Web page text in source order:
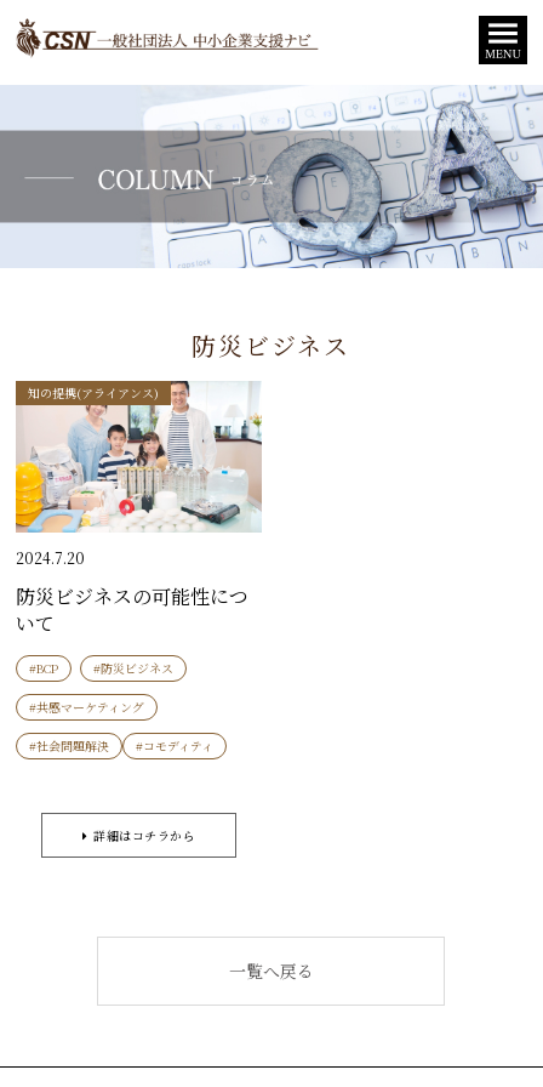
防災ビジネス
2024.7.20
知の提携(アライアンス)
防災ビジネスの可能性につ
いて
#BCP #防災ビジネス
#共感マーケティング
#社会問題解決 #コモディティ
詳細はコチラから
一覧へ戻る